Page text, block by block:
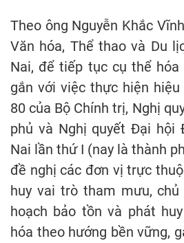
Theo ông Nguyễn Khắc
Văn hóa, Thể thao và Du
Nai, để tiếp tục cụ thể
gắn với việc thực hiện
80 của Bộ Chính trị, Nghị
phủ và Nghị quyết Đại hội
Nai lần thứ I (nay là thành
đề nghị các đơn vị trực
huy vai trò tham mưu,
hoạch bảo tồn và phát
hóa theo hướng bền vững,